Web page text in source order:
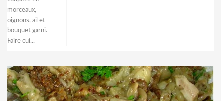
morceaux,
oignons, ail et
bouquet garni.
Faire cui...